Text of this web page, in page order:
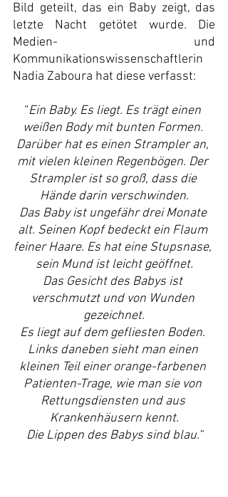
Bild geteilt, das ein Baby zeigt, das
letzte Nacht getötet wurde. Die
Medien- und
Kommunikationswissenschaftlerin
Nadia Zaboura hat diese verfasst:
“Ein Baby. Es liegt. Es trägt einen
weißen Body mit bunten Formen.
Darüber hat es einen Strampler an,
mit vielen kleinen Regenbögen. Der
Strampler ist so groß, dass die
Hände darin verschwinden.
Das Baby ist ungefähr drei Monate
alt. Seinen Kopf bedeckt ein Flaum
feiner Haare. Es hat eine Stupsnase,
sein Mund ist leicht geöffnet.
Das Gesicht des Babys ist
verschmutzt und von Wunden
gezeichnet.
Es liegt auf dem gefliesten Boden.
Links daneben sieht man einen
kleinen Teil einer orange-farbenen
Patienten-Trage, wie man sie von
Rettungsdiensten und aus
Krankenhäusern kennt.
Die Lippen des Babys sind blau.“